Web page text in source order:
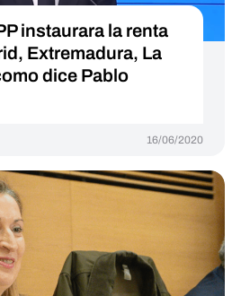
instaurara la renta
Extremadura, La
dice Pablo
16/06/2020